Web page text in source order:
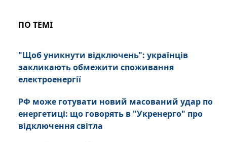
ПО ТЕМІ
"Щоб уникнути відключень": українців
закликають обмежити споживання
електроенергії
РФ може готувати новий масований удар по
енергетиці: що говорять в "Укренерго" про
відключення світла